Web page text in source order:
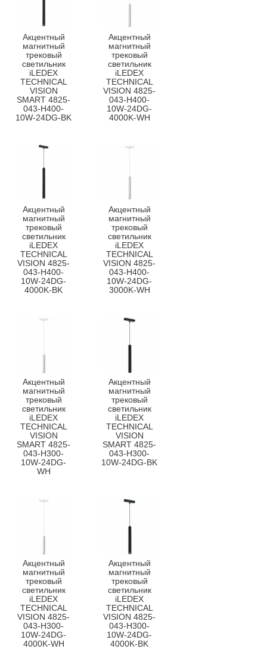
Акцентный
магнитный
трековый
светильник
iLEDEX
TECHNICAL
VISION
SMART 4825-
043-H400-
10W-24DG-BK
Акцентный
магнитный
трековый
светильник
iLEDEX
TECHNICAL
VISION 4825-
043-H400-
10W-24DG-
4000K-WH
Акцентный
магнитный
трековый
светильник
iLEDEX
TECHNICAL
VISION 4825-
043-H400-
10W-24DG-
4000K-BK
Акцентный
магнитный
трековый
светильник
iLEDEX
TECHNICAL
VISION 4825-
043-H400-
10W-24DG-
3000K-WH
Акцентный
магнитный
трековый
светильник
iLEDEX
TECHNICAL
VISION
SMART 4825-
043-H300-
10W-24DG-
WH
Акцентный
магнитный
трековый
светильник
iLEDEX
TECHNICAL
VISION
SMART 4825-
043-H300-
10W-24DG-BK
Акцентный
магнитный
трековый
светильник
iLEDEX
TECHNICAL
VISION 4825-
043-H300-
10W-24DG-
4000K-WH
Акцентный
магнитный
трековый
светильник
iLEDEX
TECHNICAL
VISION 4825-
043-H300-
10W-24DG-
4000K-BK